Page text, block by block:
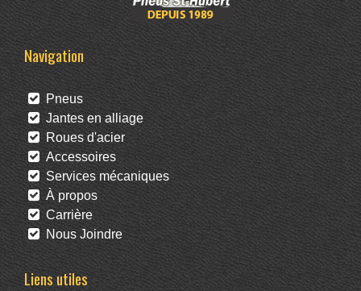
Navigation
Pneus
Jantes en alliage
Roues d'acier
Accessoires
Services mécaniques
À propos
Carrière
Nous Joindre
Liens utiles